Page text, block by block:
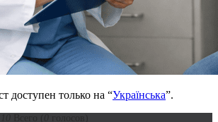
доступен только на “Українська”.